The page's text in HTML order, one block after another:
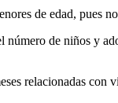
de edad, pues
de niños y
relacionadas con